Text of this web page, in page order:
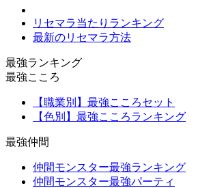
リセマラ当たりランキング
最新のリセマラ方法
最強ランキング
最強こころ
【職業別】最強こころセット
【色別】最強こころランキング
最強仲間
仲間モンスター最強ランキング
仲間モンスター最強パーティ